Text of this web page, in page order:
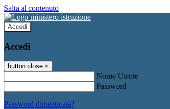
Salta al contenuto
Accedi
Accedi
button close ×
Nome Utente
Password
Password dimenticata?